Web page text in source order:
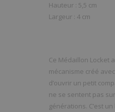
Hauteur : 5,5 cm
Largeur : 4 cm
Ce Médaillon Locket
mécanisme créé
d’ouvrir un petit
ne se sentent pas
générations. C’est